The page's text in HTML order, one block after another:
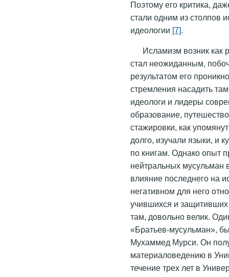
Поэтому его критика,
стали одним из столпов
идеологии [7].
Исламизм возник как
стал неожиданным,
результатом его
стремления насадить
идеологи и лидеры
образование,
стажировки, как
долго, изучали языки, и
по книгам. Однако опыт
нейтральных мусульман
влияние последнего на
негативном для него
учившихся и
там, довольно велик.
«Братьев-мусульман»,
Мухаммед Мурси. Он
материаловедению в
течение трех лет в